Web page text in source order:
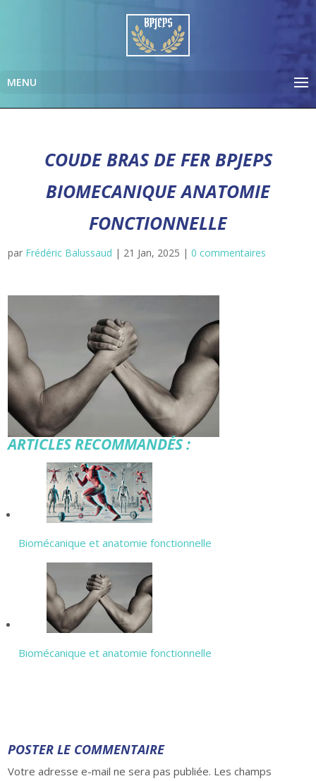
COUDE BRAS DE FER BPJEPS
BIOMECANIQUE ANATOMIE
FONCTIONNELLE
par Frédéric Balussaud | 21 Jan, 2025 |0 commentaires
ARTICLES RECOMMANDÉS :
Biomécanique et anatomie fonctionnelle
Biomécanique et anatomie fonctionnelle
POSTER LE COMMENTAIRE
Votre adresse e-mail ne sera pas publiée. Les champs